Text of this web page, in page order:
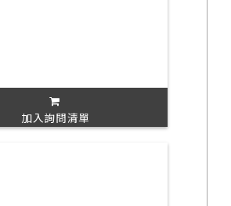
加入詢問清單